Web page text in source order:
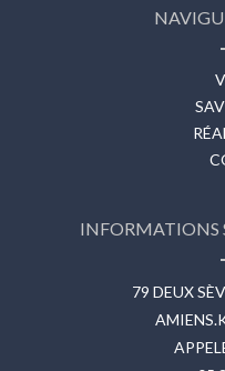
INFORMATIONS
79 DEUX